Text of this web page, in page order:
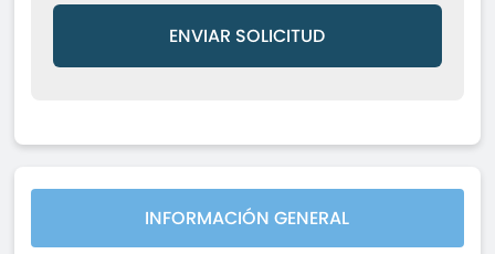
ENVIAR SOLICITUD
INFORMACIÓN GENERAL